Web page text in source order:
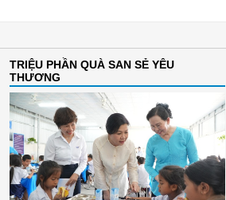
TRIỆU PHẦN QUÀ SAN SẺ YÊU
THƯƠNG